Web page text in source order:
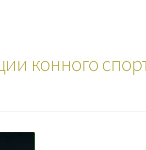
конного